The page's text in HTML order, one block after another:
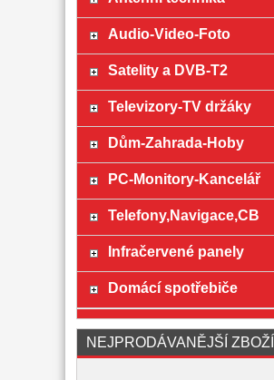
Audio-Video-Foto
Satelity a DVB-T2
Televizory-TV držáky
Dům-Zahrada-Hoby
PC-Monitory-Kancelář
Telefony,Navigace,CB
Infračervené panely
Domácí spotřebiče
NEJPRODÁVANĚJŠÍ ZBOŽÍ